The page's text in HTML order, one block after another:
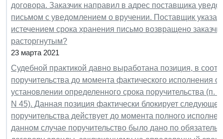
договора. Заказчик направил в адрес поставщика
письмом с уведомлением о вручении. Поставщик
истечением срока хранения письмо возвращено
расторгнутым?
23 марта 2021
Судебной практикой давно выработана позиция, в
поручительства до момента фактического исполнения
установлении определенного срока поручительства
N 45). Данная позиция фактически блокирует
поручительства действует до момента полного
данном случае поручительство было дано по